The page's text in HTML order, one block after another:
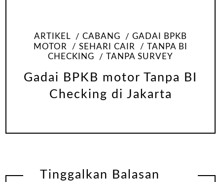
ARTIKEL CABANG
GADAI BPKB
MOTOR
SEHARI CAIR
TANPA BI
CHECKING
TANPA SURVEY
Gadai BPKB motor Tanpa BI
Checking di Jakarta
Tinggalkan Balasan